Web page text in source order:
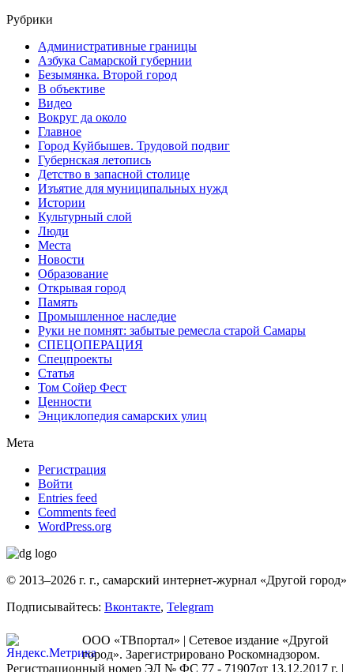
Рубрики
Административные границы
Азбука Самарской губернии
Безымянка. Второй город
В объективе
Видео
Вокруг да около
Главное
Город Куйбышев. Трудовой подвиг
Губернская летопись
Детство в запасной столице
Изъятие для муниципальных нужд
Истории
Культурный слой
Люди
Места
Новости
Образование
Открывая город
Память
Промышленное наследие
Руки не помнят: забытые ремесла старой Самары
СПЕЦОПЕРАЦИЯ
Спецпроекты
Статья
Том Сойер Фест
Ценности
Энциклопедия самарских улиц
Мета
Регистрация
Войти
Entries feed
Comments feed
WordPress.org
© 2013–2026 г. г., самарский интернет-журнал «Другой город»
Подписывайтесь: Вконтакте, Telegram
ООО «ТВпортал» | Сетевое издание «Другой
город». Зарегистрировано Роскомнадзором.
Регистрационный номер ЭЛ № ФС 77 - 71907от 13.12.2017 г. |